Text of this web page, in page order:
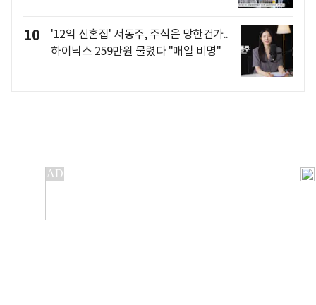
10
'12억 신혼집' 서동주, 주식은 망한건가..
하이닉스 259만원 물렸다 "매일 비명"